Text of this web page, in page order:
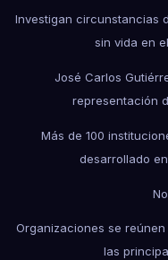
Investigan circunstancias
sin vida en
José Carlos
representación
Más de 100
desarrollado
Organizaciones se
las